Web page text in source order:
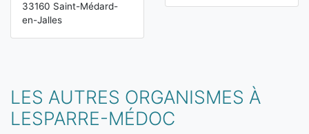
33160 Saint-Médard-
en-Jalles
LES AUTRES ORGANISMES À
LESPARRE-MÉDOC